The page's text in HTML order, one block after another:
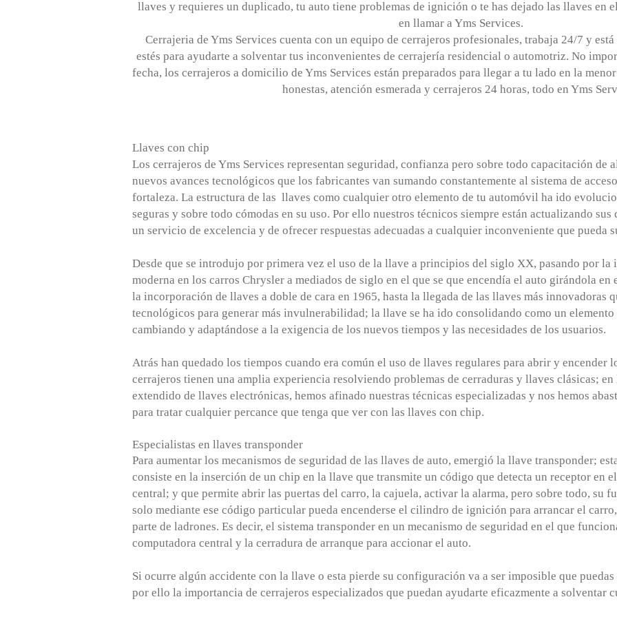
llaves y requieres un duplicado, tu auto tiene problemas de ignición o te has dejado las llaves en
en llamar a Yms Services.
Cerrajeria de Yms Services cuenta con un equipo de cerrajeros profesionales, trabaja 24/7 y
estés para ayudarte a solventar tus inconvenientes de cerrajería residencial o automotriz. No
fecha, los cerrajeros a domicilio de Yms Services están preparados para llegar a tu lado en la
honestas, atención esmerada y cerrajeros 24 horas, todo en Yms
Llaves con chip
Los cerrajeros de Yms Services representan seguridad, confianza pero sobre todo capacitación de
nuevos avances tecnológicos que los fabricantes van sumando constantemente al sistema de
fortaleza. La estructura de las llaves como cualquier otro elemento de tu automóvil ha ido
seguras y sobre todo cómodas en su uso. Por ello nuestros técnicos siempre están actualizando
un servicio de excelencia y de ofrecer respuestas adecuadas a cualquier inconveniente que pueda
Desde que se introdujo por primera vez el uso de la llave a principios del siglo XX, pasando por
moderna en los carros Chrysler a mediados de siglo en el que se que encendía el auto girándola
la incorporación de llaves a doble de cara en 1965, hasta la llegada de las llaves más innovadoras
tecnológicos para generar más invulnerabilidad; la llave se ha ido consolidando como un
cambiando y adaptándose a la exigencia de los nuevos tiempos y las necesidades de los usuarios.
Atrás han quedado los tiempos cuando era común el uso de llaves regulares para abrir y encender
cerrajeros tienen una amplia experiencia resolviendo problemas de cerraduras y llaves clásicas;
extendido de llaves electrónicas, hemos afinado nuestras técnicas especializadas y nos hemos
para tratar cualquier percance que tenga que ver con las llaves con chip.
Especialistas en llaves transponder
Para aumentar los mecanismos de seguridad de las llaves de auto, emergió la llave transponder;
consiste en la inserción de un chip en la llave que transmite un código que detecta un receptor en
central; y que permite abrir las puertas del carro, la cajuela, activar la alarma, pero sobre todo, su
solo mediante ese código particular pueda encenderse el cilindro de ignición para arrancar el
parte de ladrones. Es decir, el sistema transponder en un mecanismo de seguridad en el que
computadora central y la cerradura de arranque para accionar el auto.
Si ocurre algún accidente con la llave o esta pierde su configuración va a ser imposible que
por ello la importancia de cerrajeros especializados que puedan ayudarte eficazmente a solventar